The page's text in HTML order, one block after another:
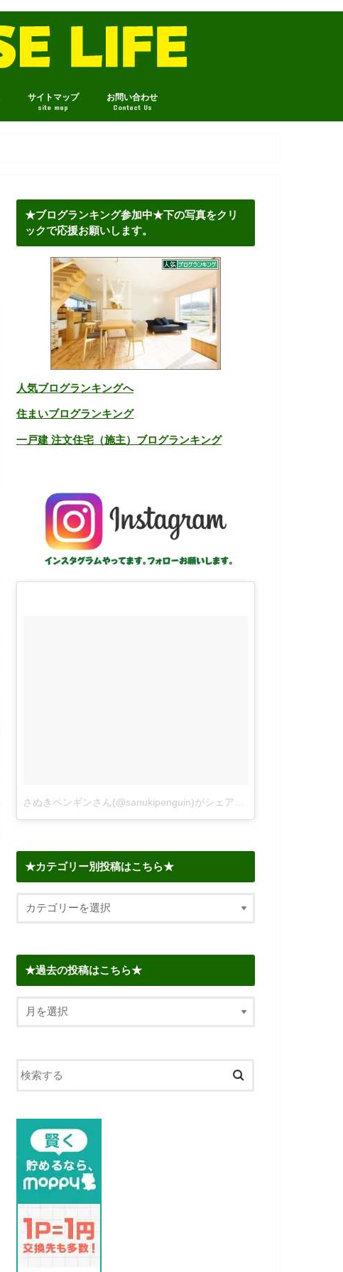
サイトマップ
site map
お問い合わせ
Contact Us
★ブログランキング参加中★下の写真をクリ
ックで応援お願いします。
人気ブログランキングへ
住まいブログランキング
一戸建 注文住宅（施主）ブログランキング
★カテゴリー別投稿はこちら★
★過去の投稿はこちら★